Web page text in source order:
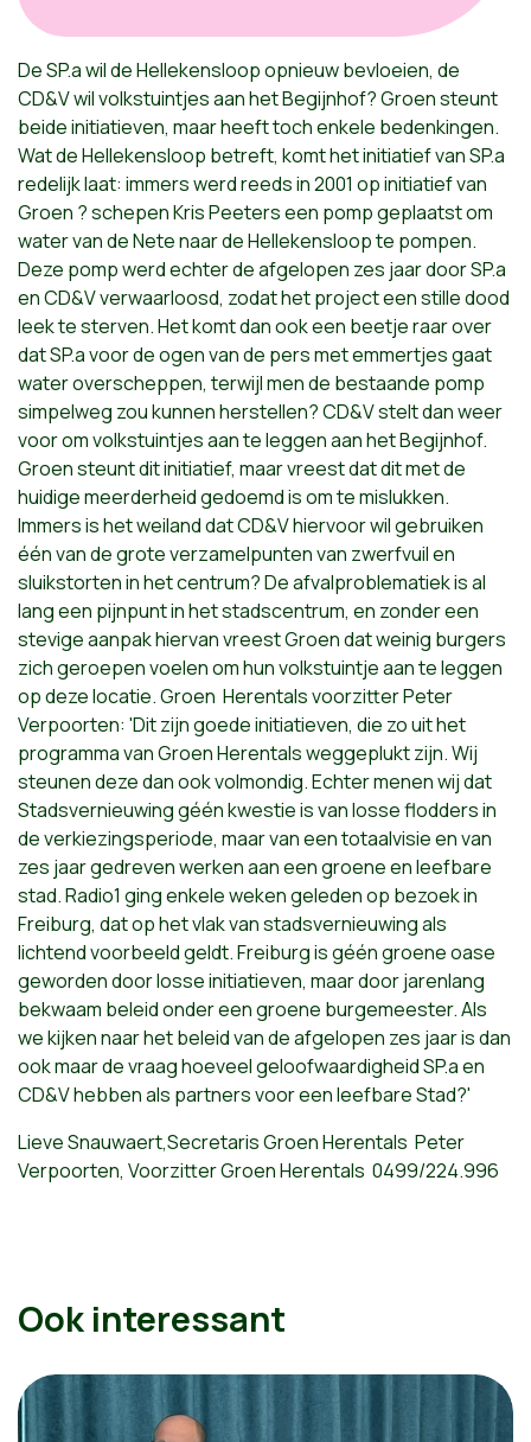
De SP.a wil de Hellekensloop opnieuw bevloeien, de
CD&V wil volkstuintjes aan het Begijnhof? Groen steunt
beide initiatieven, maar heeft toch enkele bedenkingen.
Wat de Hellekensloop betreft, komt het initiatief van SP.a
redelijk laat: immers werd reeds in 2001 op initiatief van
Groen ? schepen Kris Peeters een pomp geplaatst om
water van de Nete naar de Hellekensloop te pompen.
Deze pomp werd echter de afgelopen zes jaar door SP.a
en CD&V verwaarloosd, zodat het project een stille dood
leek te sterven. Het komt dan ook een beetje raar over
dat SP.a voor de ogen van de pers met emmertjes gaat
water overscheppen, terwijl men de bestaande pomp
simpelweg zou kunnen herstellen? CD&V stelt dan weer
voor om volkstuintjes aan te leggen aan het Begijnhof.
Groen steunt dit initiatief, maar vreest dat dit met de
huidige meerderheid gedoemd is om te mislukken.
Immers is het weiland dat CD&V hiervoor wil gebruiken
één van de grote verzamelpunten van zwerfvuil en
sluikstorten in het centrum? De afvalproblematiek is al
lang een pijnpunt in het stadscentrum, en zonder een
stevige aanpak hiervan vreest Groen dat weinig burgers
zich geroepen voelen om hun volkstuintje aan te leggen
op deze locatie. Groen Herentals voorzitter Peter
Verpoorten: 'Dit zijn goede initiatieven, die zo uit het
programma van Groen Herentals weggeplukt zijn. Wij
steunen deze dan ook volmondig. Echter menen wij dat
Stadsvernieuwing géén kwestie is van losse flodders in
de verkiezingsperiode, maar van een totaalvisie en van
zes jaar gedreven werken aan een groene en leefbare
stad. Radio1 ging enkele weken geleden op bezoek in
Freiburg, dat op het vlak van stadsvernieuwing als
lichtend voorbeeld geldt. Freiburg is géén groene oase
geworden door losse initiatieven, maar door jarenlang
bekwaam beleid onder een groene burgemeester. Als
we kijken naar het beleid van de afgelopen zes jaar is dan
ook maar de vraag hoeveel geloofwaardigheid SP.a en
CD&V hebben als partners voor een leefbare Stad?'
Lieve Snauwaert,Secretaris Groen Herentals Peter
Verpoorten, Voorzitter Groen Herentals 0499/224.996
Ook interessant